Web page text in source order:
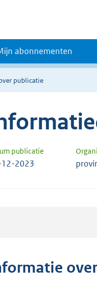
abonnementen
publicatie
publicatie
2023